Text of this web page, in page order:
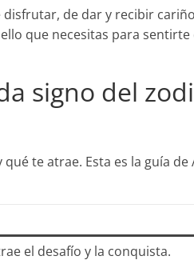
de dar y recibir
que necesitas para
signo del
te atrae. Esta es la guía
el desafío y la conquista.